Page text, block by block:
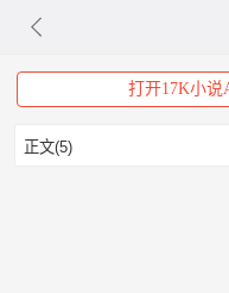
打开17K小说